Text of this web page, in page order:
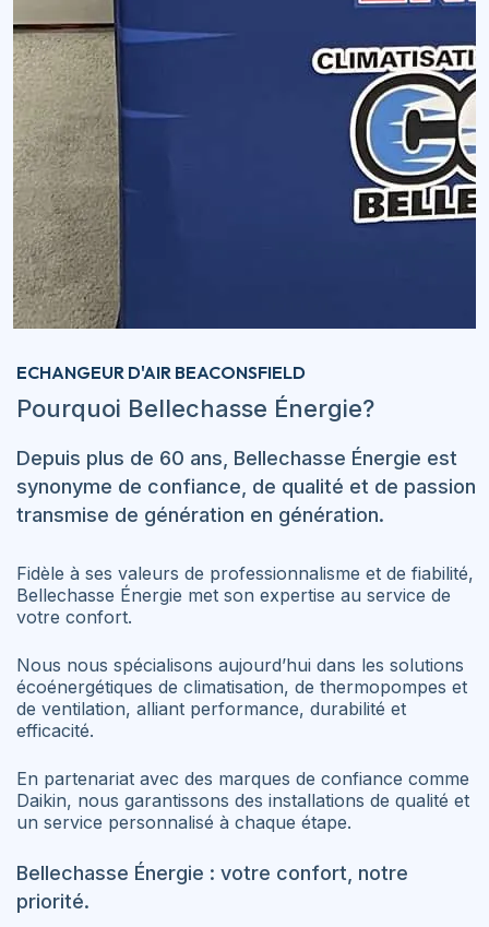
ECHANGEUR D'AIR BEACONSFIELD
Pourquoi Bellechasse Énergie?
Depuis plus de 60 ans, Bellechasse Énergie est
synonyme de confiance, de qualité et de passion
transmise de génération en génération.
Fidèle à ses valeurs de professionnalisme et de fiabilité,
Bellechasse Énergie met son expertise au service de
votre confort.
Nous nous spécialisons aujourd’hui dans les solutions
écoénergétiques de climatisation, de thermopompes et
de ventilation, alliant performance, durabilité et
efficacité.
En partenariat avec des marques de confiance comme
Daikin, nous garantissons des installations de qualité et
un service personnalisé à chaque étape.
Bellechasse Énergie : votre confort, notre
priorité.